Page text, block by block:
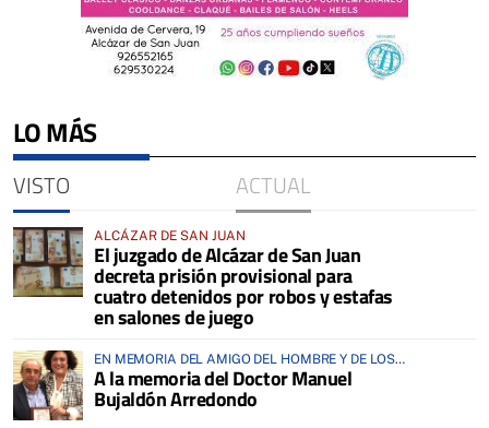
LO MÁS
VISTO ACTUAL
ALCÁZAR DE SAN JUAN
El juzgado de Alcázar de San Juan
decreta prisión provisional para
cuatro detenidos por robos y estafas
en salones de juego
EN MEMORIA DEL AMIGO DEL HOMBRE Y DE LOS
ANIMALES
A la memoria del Doctor Manuel
Bujaldón Arredondo